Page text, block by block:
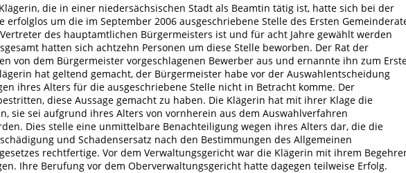
die in einer niedersächsischen Stadt als Beamtin tätig ist, hatte sich bei der
erfolglos um die im September 2006 ausgeschriebene Stelle des Ersten
des hauptamtlichen Bürgermeisters ist und für acht Jahre gewählt werden
hatten sich achtzehn Personen um diese Stelle beworben. Der Rat der
von dem Bürgermeister vorgeschlagenen Bewerber aus und ernannte ihn zum
hat geltend gemacht, der Bürgermeister habe vor der Auswahlentscheidung
ihres Alters für die ausgeschriebene Stelle nicht in Betracht komme. Der
diese Aussage gemacht zu haben. Die Klägerin hat mit ihrer Klage die
sie sei aufgrund ihres Alters von vornherein aus dem Auswahlverfahren
Dies stelle eine unmittelbare Benachteiligung wegen ihres Alters dar, die die
und Schadensersatz nach den Bestimmungen des Allgemeinen
rechtfertige. Vor dem Verwaltungsgericht war die Klägerin mit ihrem
Ihre Berufung vor dem Oberverwaltungsgericht hatte dagegen teilweise Erfolg.